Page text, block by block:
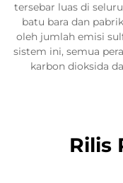
tersebar luas di
batu bara dan
oleh jumlah emisi
sistem ini, semua
karbon dioksida
Rilis